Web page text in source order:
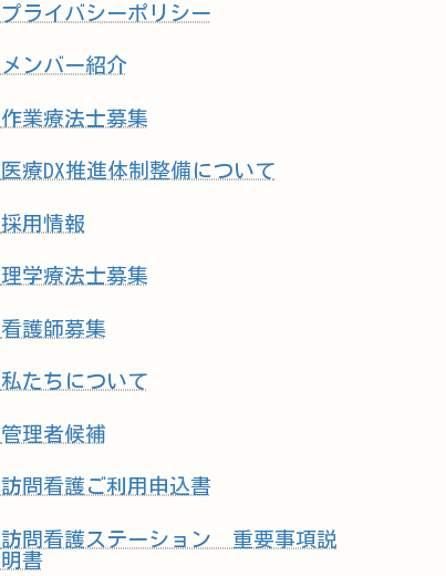
プライバシーポリシー
メンバー紹介
作業療法士募集
医療DX推進体制整備について
採用情報
理学療法士募集
看護師募集
私たちについて
管理者候補
訪問看護ご利用申込書
訪問看護ステーション 重要事項説
明書